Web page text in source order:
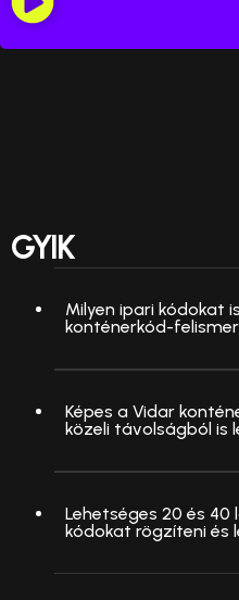
GYIK
Milyen ipari kódokat
konténerkód-
Képes a Vidar
közeli távolságból is
Lehetséges 20 és 40
kódokat rögzíteni és